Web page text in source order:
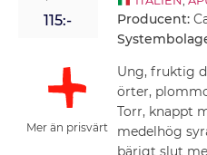
115:-
Mer än prisvärt
Producent:
Ung, fruktig
örter,
Torr, knappt
medelhög
bärigt slut